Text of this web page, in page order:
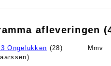
afleveringen
Ongelukken (28)
Mmv